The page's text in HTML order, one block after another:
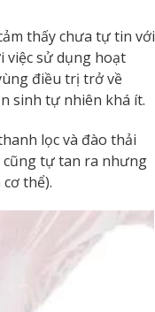
thấy chưa tự tin với
việc sử dụng hoạt
điều trị trở về
sinh tự nhiên khá ít.
lọc và đào thải
cũng tự tan ra nhưng
thể).